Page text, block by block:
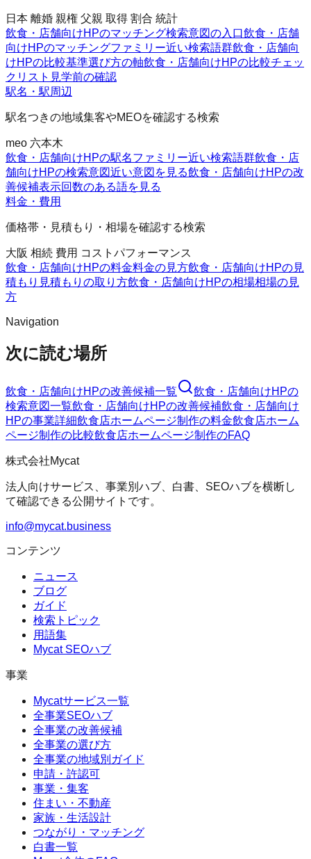
日本 離婚 親権 父親 取得 割合 統計
飲食・店舗向けHPのマッチング検索意図の入口飲食・店舗
向けHPのマッチングファミリー近い検索語群飲食・店舗向
けHPの比較基準選び方の軸飲食・店舗向けHPの比較チェッ
クリスト 見学前の確認
駅名・駅周辺
駅名つきの地域集客やMEOを確認する検索
meo 六本木
飲食・店舗向けHPの駅名ファミリー近い検索語群飲食・店
舗向けHPの検索意図近い意図を見る飲食・店舗向けHPの改
善候補表示回数のある語を見る
料金・費用
価格帯・見積もり・相場を確認する検索
大阪 相続 費用 コストパフォーマンス
飲食・店舗向けHPの料金料金の見方飲食・店舗向けHPの見
積もり 見積もりの取り方飲食・店舗向けHPの相場相場の見
方
Navigation
次に読む場所
飲食・店舗向けHPの改善候補一覧 飲食・店舗向けHPの
検索意図一覧飲食・店舗向けHPの改善候補飲食・店舗向け
HPの事業詳細飲食店ホームページ制作の料金飲食店ホーム
ページ制作の比較飲食店ホームページ制作のFAQ
株式会社Mycat
法人向けサービス、事業別ハブ、白書、SEOハブを横断し
て確認できる公開サイトです。
info@mycat.business
コンテンツ
ニュース
ブログ
ガイド
検索トピック
用語集
Mycat SEOハブ
事業
Mycatサービス一覧
全事業SEOハブ
全事業の改善候補
全事業の選び方
全事業の地域別ガイド
申請・許認可
事業・集客
住まい・不動産
家族・生活設計
つながり・マッチング
白書一覧